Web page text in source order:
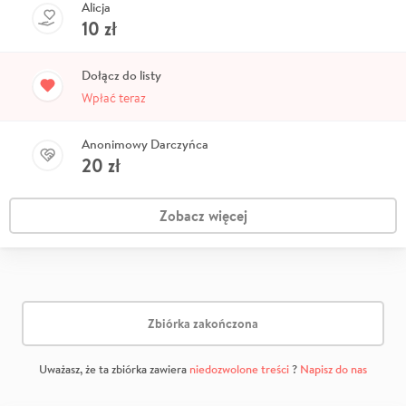
Alicja
10 zł
Dołącz do listy
Wpłać teraz
Anonimowy Darczyńca
20 zł
Zobacz więcej
Zbiórka zakończona
Uważasz, że ta zbiórka zawiera niedozwolone treści? Napisz do nas